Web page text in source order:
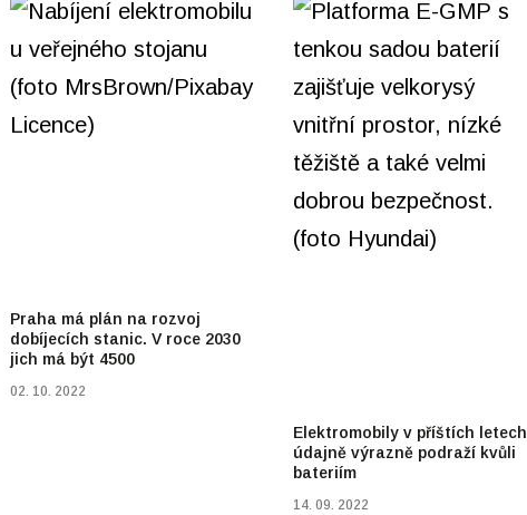
Praha má plán na rozvoj
dobíjecích stanic. V roce 2030
jich má být 4500
02. 10. 2022
Elektromobily v příštích letech
údajně výrazně podraží kvůli
bateriím
14. 09. 2022